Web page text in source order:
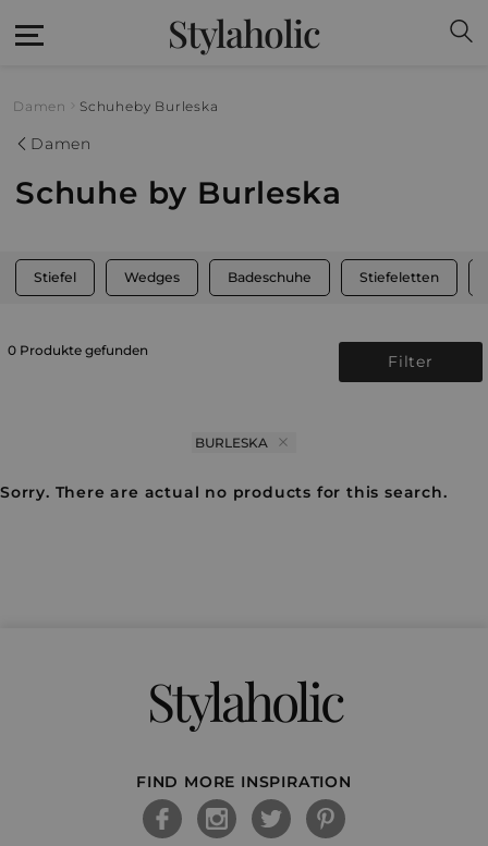
Stylaholic
Damen Schuheby Burleska
Damen
Schuhe by Burleska
Stiefel Wedges Badeschuhe Stiefeletten
0 Produkte gefunden
Filter
BURLESKA
Sorry. There are actual no products for this search.
Stylaholic
FIND MORE INSPIRATION